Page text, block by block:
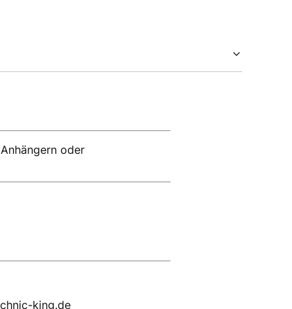
oder
king.de